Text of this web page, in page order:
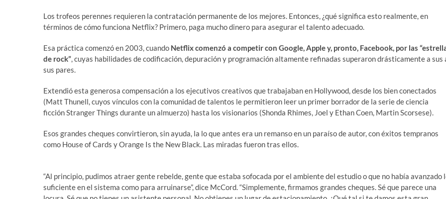
Los trofeos perennes requieren la contratación permanente de los mejores. Entonces, ¿qué significa esto realmente, en
términos de cómo funciona Netflix? Primero, paga mucho dinero para asegurar el talento adecuado.
Esa práctica comenzó en 2003, cuando Netflix comenzó a competir con Google, Apple y, pronto, Facebook, por las
de rock”, cuyas habilidades de codificación, depuración y programación altamente refinadas superaron drásticamente a sus
sus pares.
Extendió esta generosa compensación a los ejecutivos creativos que trabajaban en Hollywood, desde los bien conectados
(Matt Thunell, cuyos vínculos con la comunidad de talentos le permitieron leer un primer borrador de la serie de ciencia
ficción Stranger Things durante un almuerzo) hasta los visionarios (Shonda Rhimes, Joel y Ethan Coen, Martin Scorsese).
Esos grandes cheques convirtieron, sin ayuda, la lo que antes era un remanso en un paraíso de autor, con éxitos tempranos
como House of Cards y Orange Is the New Black. Las miradas fueron tras ellos.
“Al principio, pudimos atraer gente rebelde, gente que estaba sofocada por el ambiente del estudio o que no había avanzado
suficiente en el sistema como para arruinarse”, dice McCord. “Simplemente, firmamos grandes cheques. Sé que parece una